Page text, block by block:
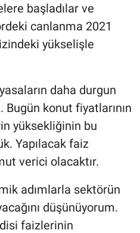
başladılar ve
canlanma 2021
yükselişle
daha durgun
konut fiyatlarının
yüksekliğinin bu
Yapılacak faiz
verici olacaktır.
adımlarla sektörün
düşünüyorum.
faizlerinin